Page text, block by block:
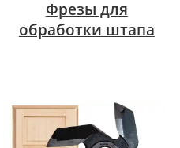
Фрезы для
обработки штапа